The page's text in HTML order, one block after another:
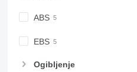
ABS
EBS
Ogibljenje